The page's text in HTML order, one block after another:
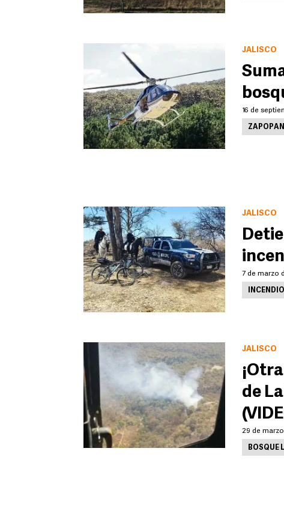
JALISCO
16 de
ZAPOPAN
JALISCO
7 de marzo
JALISCO
de
29 de
BOSQUE